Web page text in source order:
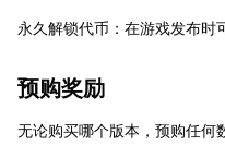
永久解锁代币：在游戏发布时
预购奖励
无论购买哪个版本，预购任何